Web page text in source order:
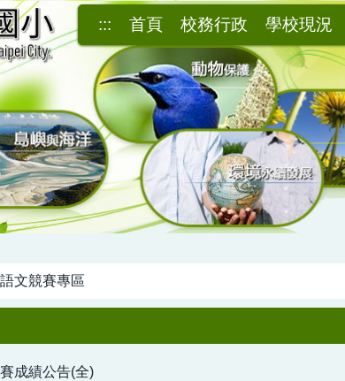
::: 首頁 校務行政 學校現況
語文競賽專區
成績公告(全)